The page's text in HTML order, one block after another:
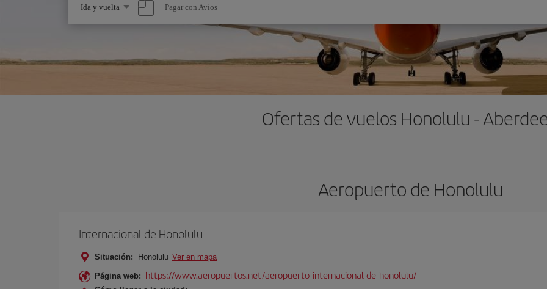
Seleccione
una
opción
Ida y vuelta Pagar con Avios
Ofertas de vuelos Honolulu -
Aeropuerto de Honolulu
Internacional de Honolulu
Situación: Honolulu Ver en mapa
Página web: https://www.aeropuertos.net/aeropuerto-internacional-de-honolulu/